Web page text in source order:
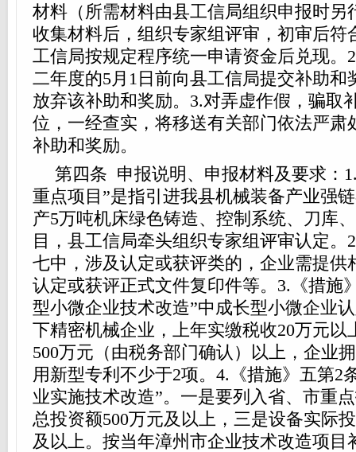
材料（所需材料由县工信局组织申报时另
收集材料后，组织专家组评审，初审后符
工信局按规定程序统一申请资金后兑现。
二年度的5月1日前向县工信局提交补助和
放弃该补助和奖励。3.对弄虚作假，骗取
位，一经查实，将移送有关部门依法严肃
补助和奖励。
第四条 申报说明、申报材料及要求：
重点项目”是指引进我县机械装备产业强
产5万吨机床绿色铸造、控制系统、刀库
目，县工信局牵头组织专家组评审认定。
七中，涉及认定或获评类的，企业需提供
认定或获评正式文件复印件等。3.《措施
型小微企业技术改造”中成长型小微企业
下精密机械企业，上年实缴税收20万元以
500万元（由税务部门确认）以上，企业
用新型专利不少于2项。4.《措施》五第2
业实施技术改造”。一是要列入省、市重
总投资额500万元及以上，三是设备实际
及以上。按当年漳州市企业技术改造项目